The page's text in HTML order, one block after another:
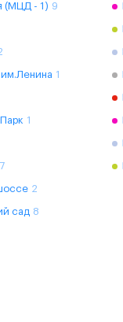
(МЦД - 1) 9
1
1
2
сад 8